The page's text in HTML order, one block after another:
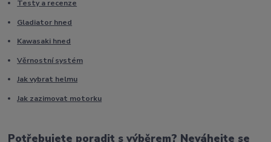
Testy a recenze
Gladiator hned
Kawasaki hned
Věrnostní systém
Jak vybrat helmu
Jak zazimovat motorku
Potřebujete poradit s výběrem? Neváhejte se